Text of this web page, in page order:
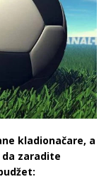
kladionačare, a
da zaradite